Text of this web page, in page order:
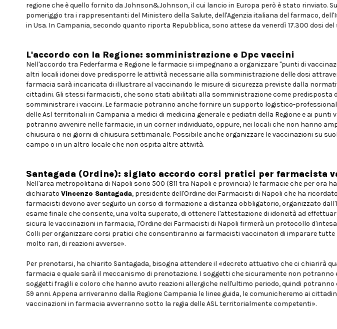
regione che è quello fornito da Johnson&Johnson, il cui lancio in Europa però è stato rinviato.
pomeriggio tra i rappresentanti del Ministero della Salute, dell'Agenzia italiana del farmaco,
in Usa. In Campania, secondo quanto riporta Repubblica, sono attese da venerdì 17.300 dosi del
L'accordo con la Regione: somministrazione e Dpc vaccini
Nell'accordo tra Federfarma e Regione le farmacie si impegnano a organizzare "punti di
altri locali idonei dove predisporre le attività necessarie alla somministrazione delle dosi
farmacia sarà incaricata di illustrare al vaccinando le misure di sicurezza previste dalla
cittadini. Gli stessi farmacisti, che sono stati abilitati alla somministrazione come predisposta
somministrare i vaccini. Le farmacie potranno anche fornire un supporto logistico-
delle Asl territoriali in Campania a medici di medicina generale e pediatri della Regione e ai punti
potranno avvenire nelle farmacie, in un corner individuato, oppure, nei locali che non hanno
chiusura o nei giorni di chiusura settimanale. Possibile anche organizzare le vaccinazioni su
campo o in un altro locale che non ospita altre attività.
Santagada (Ordine): siglato accordo corsi pratici per farmacista
Nell'area metropolitana di Napoli sono 500 (811 tra Napoli e provincia) le farmacie che per ora
dichiarato Vincenzo Santagada, presidente dell'Ordine dei Farmacisti di Napoli che ha
farmacisti devono aver seguito un corso di formazione a distanza obbligatorio, organizzato
esame finale che consente, una volta superato, di ottenere l'attestazione di idoneità ad
sicura le vaccinazioni in farmacia, l'Ordine dei Farmacisti di Napoli firmerà un protocollo
Colli per organizzare corsi pratici che consentiranno ai farmacisti vaccinatori di imparare tutte
molto rari, di reazioni avverse».
Per prenotarsi, ha chiarito Santagada, bisogna attendere il «decreto attuativo che ci chiarirà
farmacia e quale sarà il meccanismo di prenotazione. I soggetti che sicuramente non
soggetti fragili e coloro che hanno avuto reazioni allergiche nell'ultimo periodo, quindi potranno
59 anni. Appena arriveranno dalla Regione Campania le linee guida, le comunicheremo ai
vaccinazioni in farmacia avverranno sotto la regia delle ASL territorialmente competenti».